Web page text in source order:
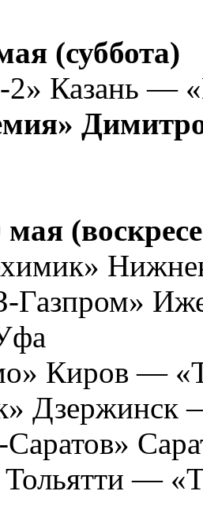
(суббота)
2» Казань —
Киров —
Дзержинск
—